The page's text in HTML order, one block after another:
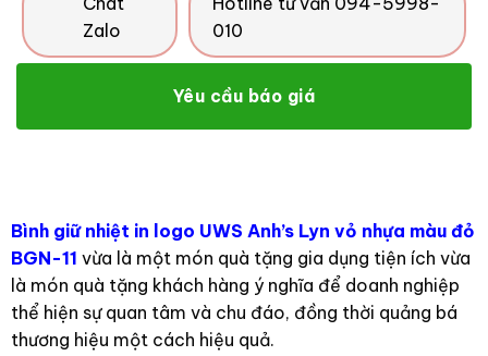
Zalo
010
Yêu cầu báo giá
Bình giữ nhiệt in logo UWS Anh’s Lyn vỏ nhựa màu đỏ
BGN-11 vừa là một món quà tặng gia dụng tiện ích vừa
là món quà tặng khách hàng ý nghĩa để doanh nghiệp
thể hiện sự quan tâm và chu đáo, đồng thời quảng bá
thương hiệu một cách hiệu quả.